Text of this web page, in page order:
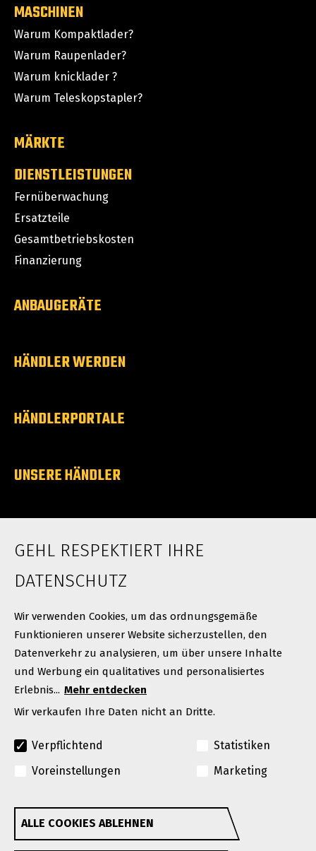
MASCHINEN
Warum Kompaktlader?
Warum Raupenlader?
Warum knicklader ?
Warum Teleskopstapler?
MÄRKTE
DIENSTLEISTUNGEN
Fernüberwachung
Ersatzteile
Gesamtbetriebskosten
Finanzierung
ANBAUGERÄTE
HÄNDLER WERDEN
HÄNDLERPORTALE
UNSERE HÄNDLER
Karriere
Neuigkeiten
© Urheberrecht 2026. Alle Rechte vorbehalten
A Manitou Group Brand
GEHL behält sich das Recht vor, jederzeit und ohne
Vorankündigung oder Verpflichtung Verbesserungen
GEHL RESPEKTIERT IHRE
DATENSCHUTZ
Wir verwenden Cookies, um das ordnungsgemäße
Funktionieren unserer Website sicherzustellen, den
Datenverkehr zu analysieren, um über unsere Inhalte
und Werbung ein qualitatives und personalisiertes
Erlebnis... Mehr entdecken
Wir verkaufen Ihre Daten nicht an Dritte.
Verpflichtend
Statistiken
Voreinstellungen
Marketing
ALLE COOKIES ABLEHNEN
Withdraw consent